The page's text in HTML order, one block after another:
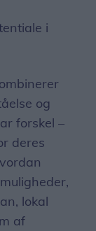
i
og
forskel –
deres
lokal
af